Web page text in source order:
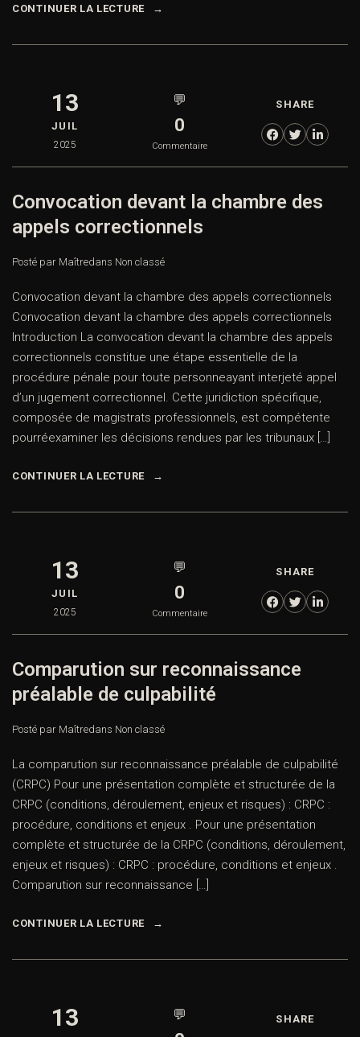
CONTINUER LA LECTURE
13
JUIL
2025
💬
0
Commentaire
SHARE
Convocation devant la chambre des
appels correctionnels
Posté par Maîtredans Non classé
Convocation devant la chambre des appels correctionnels
Convocation devant la chambre des appels correctionnels
Introduction La convocation devant la chambre des appels
correctionnels constitue une étape essentielle de la
procédure pénale pour toute personneayant interjeté appel
d’un jugement correctionnel. Cette juridiction spécifique,
composée de magistrats professionnels, est compétente
pourréexaminer les décisions rendues par les tribunaux […]
CONTINUER LA LECTURE
13
JUIL
2025
💬
0
Commentaire
SHARE
Comparution sur reconnaissance
préalable de culpabilité
Posté par Maîtredans Non classé
La comparution sur reconnaissance préalable de culpabilité
(CRPC) Pour une présentation complète et structurée de la
CRPC (conditions, déroulement, enjeux et risques) : CRPC :
procédure, conditions et enjeux . Pour une présentation
complète et structurée de la CRPC (conditions, déroulement,
enjeux et risques) : CRPC : procédure, conditions et enjeux .
Comparution sur reconnaissance […]
CONTINUER LA LECTURE
13 💬 SHARE